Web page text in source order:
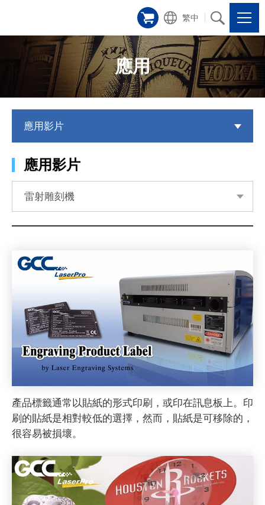
繁中
應用
應用影片
應用影片
雷射雕刻機
產品標籤通常以貼紙的形式印刷，或印在訊息板上。印
刷的貼紙是相對較低的選擇，然而，貼紙是可移除的，
很容易被損壞。